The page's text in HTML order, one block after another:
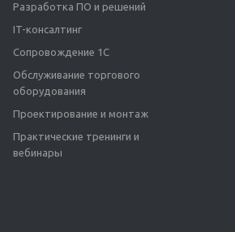
Разработка ПО и решений
IT-консалтинг
Сопровождение 1С
Обслуживание торгового
оборудования
Проектирование и монтаж
Практические тренинги и
вебинары